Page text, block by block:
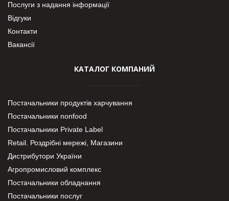
Послуги з надання інформації
Відгуки
Контакти
Вакансії
КАТАЛОГ КОМПАНИЙ
Постачальники продуктів харчування
Постачальники nonfood
Постачальники Private Label
Retail. Роздрібні мережі, Магазини
Дистрибутори України
Агропромисловий комплекс
Постачальники обладнання
Постачальники послуг